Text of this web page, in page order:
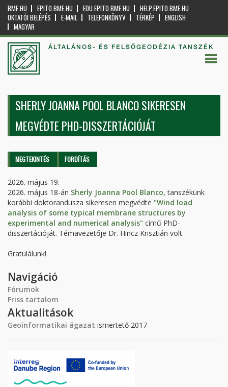
BME.HU EPITO.BME.HU EDU.EPITO.BME.HU
HELP.EPITO.BME.HU
OKTATÓI BELÉPÉS
E-MAIL TELEFONKÖNYV TÉRKÉP
ENGLISH
MAGYAR
ÁLTALÁNOS- ÉS FELSŐGEODÉZIA TANSZÉK
SHERLY JOANNA POOL BLANCO SIKERESEN
MEGVÉDTE PHD-DISSZERTÁCIÓJÁT
Elsődleges fülek
MEGTEKINTÉS (AKTÍVFORDÍTÁS
2026. május 19.
2026. május 18-án Sherly Joanna Pool Blanco, tanszékünk
korábbi doktorandusza sikeresen megvédte "Wind load
analysis of some typical membrane structures by
experimental and numerical analysis" című PhD-
disszertációját. Témavezetője Dr. Hincz Krisztián volt.
Gratulálunk!
Navigáció
Fórumok
Friss tartalom
Aktualitások
Geoinformatikai ágazat ismertető 2017